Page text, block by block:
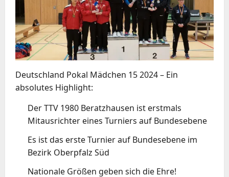
Deutschland Pokal Mädchen 15 2024 – Ein
absolutes Highlight:
Der TTV 1980 Beratzhausen ist erstmals
Mitausrichter eines Turniers auf Bundesebene
Es ist das erste Turnier auf Bundesebene im
Bezirk Oberpfalz Süd
Nationale Größen geben sich die Ehre!